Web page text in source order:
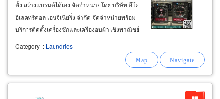
ตั้ง สร้างแบรนด์ได้เอง จัดจำหน่ายโดย บริษัท อีโค่
อิเลคทริคอล เอนจิเนียริ่ง จำกัด จัดจำหน่ายพร้อม
บริการติดตั้งเครื่องซักและเครื่องอบผ้า เชิงพาณิชย์
ธุรกิจอื่นๆ ให้คำแนะนำตามความต้องการ และ
Category : Laundries